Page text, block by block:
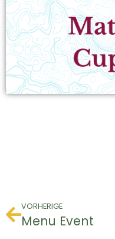
VORHERIGE
Menu Event